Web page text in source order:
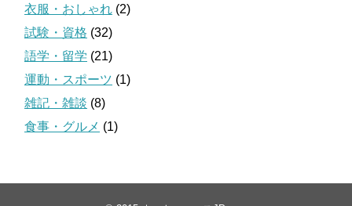
衣服・おしゃれ (2)
試験・資格 (32)
語学・留学 (21)
運動・スポーツ (1)
雑記・雑談 (8)
食事・グルメ (1)